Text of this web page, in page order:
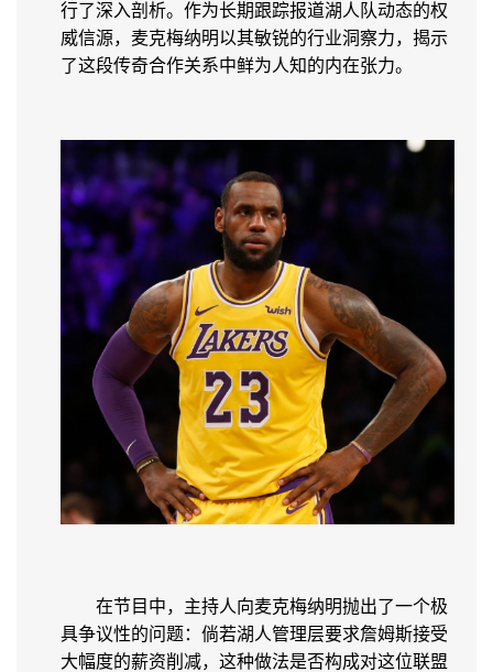
行了深入剖析。作为长期跟踪报道湖人队动态的权
威信源，麦克梅纳明以其敏锐的行业洞察力，揭示
了这段传奇合作关系中鲜为人知的内在张力。
在节目中，主持人向麦克梅纳明抛出了一个极
具争议性的问题：倘若湖人管理层要求詹姆斯接受
大幅度的薪资削减，这种做法是否构成对这位联盟